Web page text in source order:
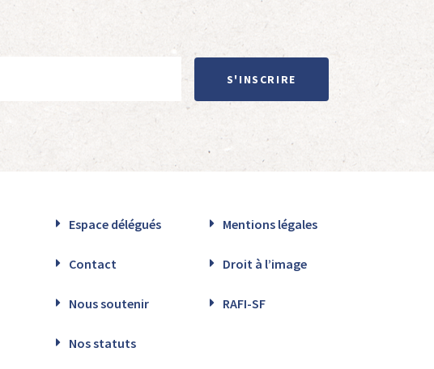
S'INSCRIRE
Espace délégués Mentions légales
Contact Droit à l’image
Nous soutenir RAFI-SF
Nos statuts